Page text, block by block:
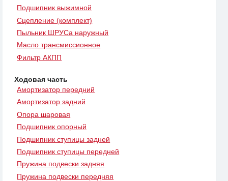
Подшипник выжимной
Сцепление (комплект)
Пыльник ШРУСа наружный
Масло трансмиссионное
Фильтр АКПП
Ходовая часть
Амортизатор передний
Амортизатор задний
Опора шаровая
Подшипник опорный
Подшипник ступицы задней
Подшипник ступицы передней
Пружина подвески задняя
Пружина подвески передняя